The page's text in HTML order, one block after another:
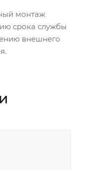
монтаж
срока службы
внешнего